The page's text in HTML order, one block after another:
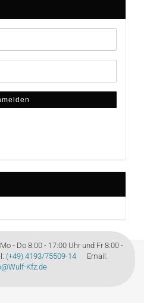
- Do 8:00 - 17:00 Uhr und Fr 8:00 -
(+49) 4193/75509-14Email:
Kfz.de